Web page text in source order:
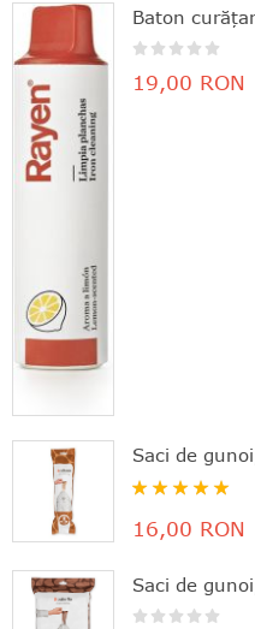
19,00 RON
Rating:
16,00 RON